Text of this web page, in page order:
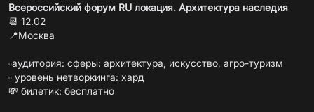
Всероссийский форум RU локация. Архитектура наследия
📆 12.02
📍Москва
▫️аудитория: сферы: архитектура, искусство, агро-туризм
▫️ уровень нетворкинга: хард
💸 билетик: бесплатно